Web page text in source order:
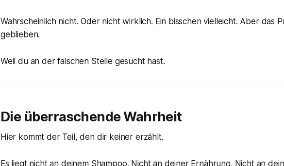
Wahrscheinlich nicht. Oder nicht wirklich. Ein bisschen vielleicht. Aber das
geblieben.
Weil du an der falschen Stelle gesucht hast.
Die überraschende Wahrheit
Hier kommt der Teil, den dir keiner erzählt.
Es liegt nicht an deinem Shampoo. Nicht an deiner Ernährung. Nicht an